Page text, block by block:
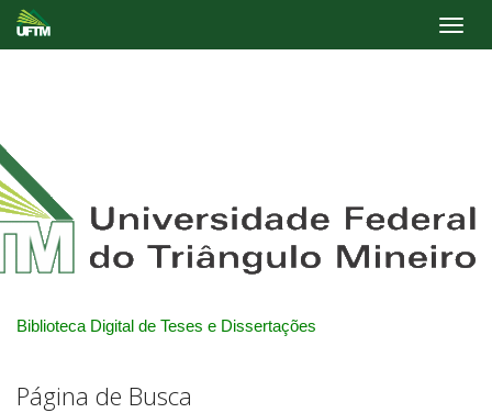
Biblioteca Digital de Teses e Dissertações
Página de Busca